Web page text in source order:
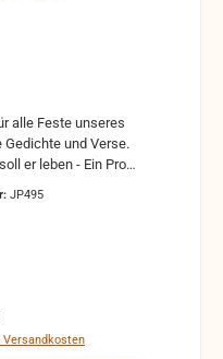
alle Feste unseres
und Verse.
er leben - Ein Prosit
JP495
Preis: